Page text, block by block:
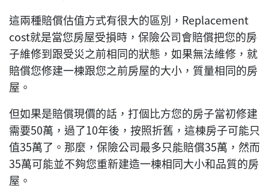
這兩種賠償估值方式有很大的區別，Replacement
cost就是當您房屋受損時，保險公司會賠償把您的房
子維修到跟受災之前相同的狀態，如果無法維修，就
賠償您修建一棟跟您之前房屋的大小，質量相同的房
屋。
但如果是賠償現價的話，打個比方您的房子當初修建
需要50萬，過了10年後，按照折舊，這棟房子可能只
值35萬了。那麼，保險公司最多只能賠償35萬，然而
35萬可能並不夠您重新建造一棟相同大小和品質的房
屋。